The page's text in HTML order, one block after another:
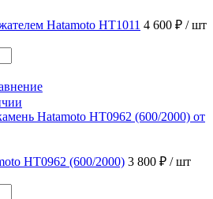
Hatamoto HT1011 4 600 ₽ / шт
HT0962 (600/2000) 3 800 ₽ / шт